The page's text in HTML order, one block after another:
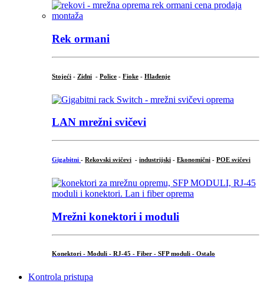
Rek ormani
Stojeći - Zidni - Police - Fioke - Hlađenje
LAN mrežni svičevi
Gigabitni - Rekovski svičevi - industrijski - Ekonomični - POE svičevi
Mrežni konektori i moduli
Konektori - Moduli - RJ-45 - Fiber - SFP moduli - Ostalo
Kontrola pristupa